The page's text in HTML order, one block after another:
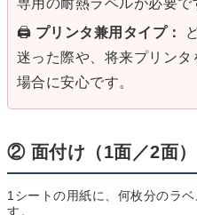
🖨️ プリンタ兼用タイプ：
迷った際や、将来プリン
場合に安心です。
② 面付け（1面／2面）
1シートの用紙に、何枚分のラ
す。